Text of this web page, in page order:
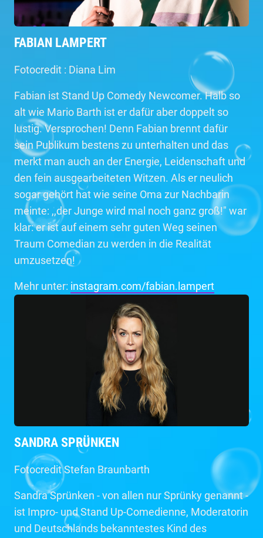
FABIAN LAMPERT
Fotocredit : Diana Lim
Fabian ist Stand Up Comedy Newcomer. Halb so
alt wie Mario Barth ist er dafür aber doppelt so
lustig. Versprochen! Denn Fabian brennt dafür
sein Publikum bestens zu unterhalten und das
merkt man auch an der Energie, Leidenschaft und
den fein ausgearbeiteten Witzen. Als er neulich
sogar gehört hat wie seine Oma zur Nachbarin
meinte: ,,der Junge wird mal noch ganz groß!" war
klar: er ist auf einem sehr guten Weg seinen
Traum Comedian zu werden in die Realität
umzusetzen!
Mehr unter: instagram.com/fabian.lampert
SANDRA SPRÜNKEN
Fotocredit Stefan Braunbarth
Sandra Sprünken - von allen nur Sprünky genannt -
ist Impro- und Stand Up-Comedienne, Moderatorin
und Deutschlands bekanntestes Kind des